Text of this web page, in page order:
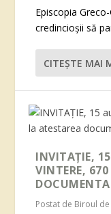
Episcopia
credincioșii să
CITEŞTE MAI
INVITAȚIE,
VINTERE,
Postat de Biroul de